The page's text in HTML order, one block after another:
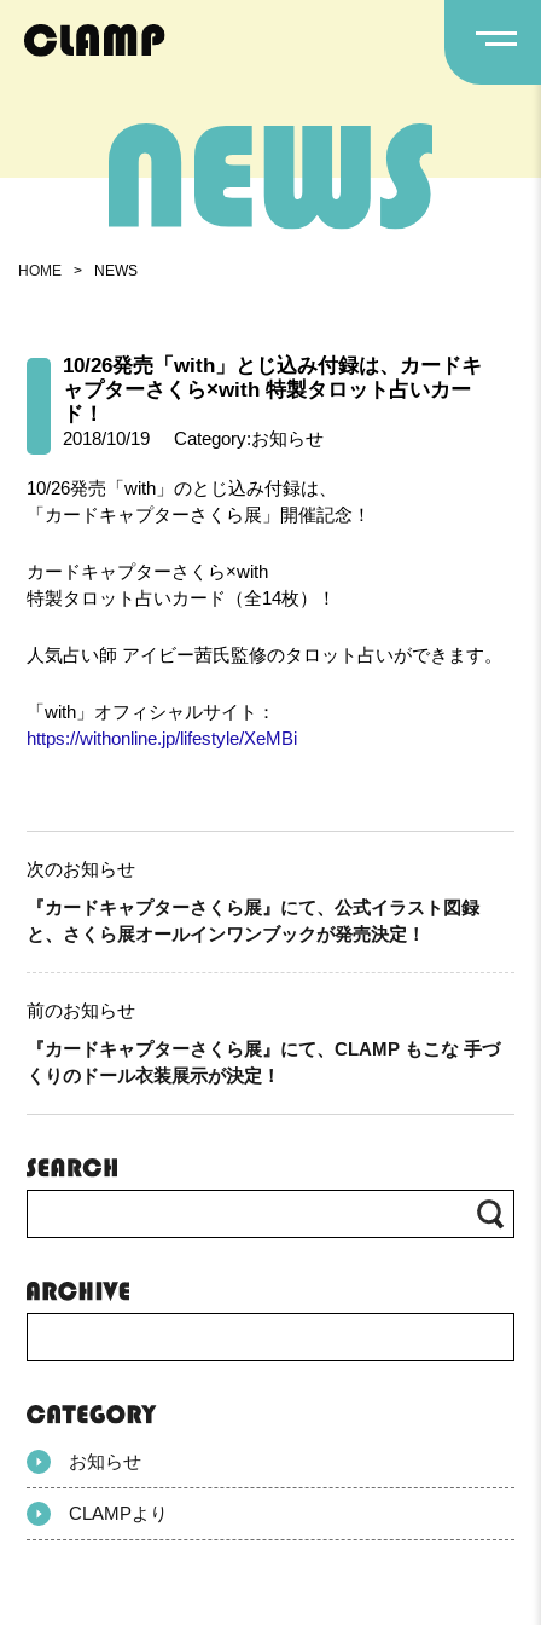
HOME > NEWS
10/26発売「with」とじ込み付録は、カードキ
ャプターさくら×with 特製タロット占いカー
ド！
2018/10/19 Category:お知らせ
10/26発売「with」のとじ込み付録は、
「カードキャプターさくら展」開催記念！
カードキャプターさくら×with
特製タロット占いカード（全14枚）！
人気占い師 アイビー茜氏監修のタロット占いができます。
「with」オフィシャルサイト：
https://withonline.jp/lifestyle/XeMBi
次のお知らせ
『カードキャプターさくら展』にて、公式イラスト図録
と、さくら展オールインワンブックが発売決定！
前のお知らせ
『カードキャプターさくら展』にて、CLAMP もこな 手づ
くりのドール衣装展示が決定！
お知らせ
CLAMPより